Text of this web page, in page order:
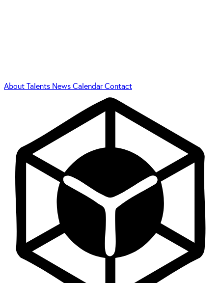
AboutTalents NewsCalendarContact